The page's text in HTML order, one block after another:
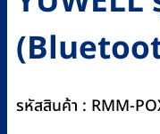
รหัสสินค้า : RMM-